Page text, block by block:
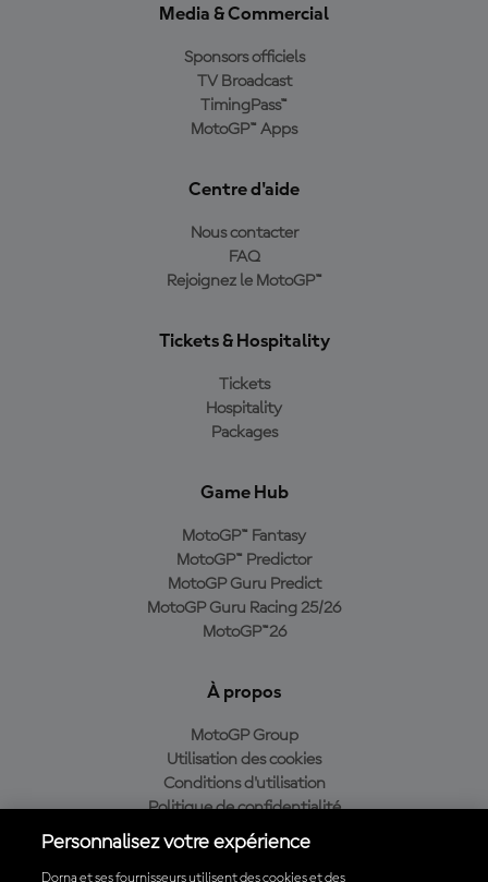
Media & Commercial
Sponsors officiels
TV Broadcast
TimingPass™
MotoGP™ Apps
Centre d'aide
Nous contacter
FAQ
Rejoignez le MotoGP™
Tickets & Hospitality
Tickets
Hospitality
Packages
Game Hub
MotoGP™ Fantasy
MotoGP™ Predictor
MotoGP Guru Predict
MotoGP Guru Racing 25/26
MotoGP™26
À propos
MotoGP Group
Utilisation des cookies
Conditions d'utilisation
Politique de confidentialité
Politique d’achat
Personnalisez votre expérience
Dorna et ses fournisseurs utilisent des cookies et des